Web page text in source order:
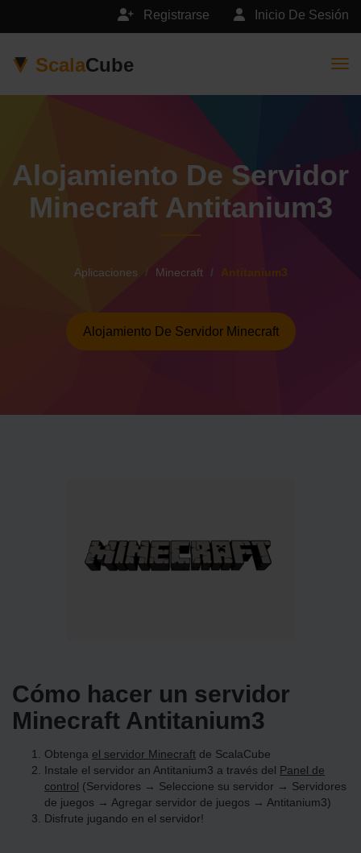
Inicio De Sesión
Registrarse
ScalaCube
Alojamiento De Servidor
Minecraft Antitanium3
Aplicaciones Minecraft Antitanium3
Alojamiento De Servidor Minecraft
Cómo hacer un servidor
Minecraft Antitanium3
Obtenga el servidor Minecraft de ScalaCube
Instale el servidor an Antitanium3 a través del Panel de
control (Servidores → Seleccione su servidor → Servidores
de juegos → Agregar servidor de juegos → Antitanium3)
Disfrute jugando en el servidor!